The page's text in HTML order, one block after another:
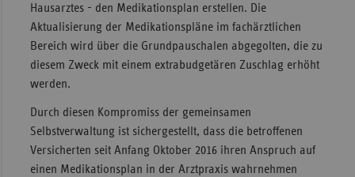
Hausarztes - den Medikationsplan erstellen. Die
Aktualisierung der Medikationspläne im fachärztlichen
Bereich wird über die Grundpauschalen abgegolten, die zu
diesem Zweck mit einem extrabudgetären Zuschlag erhöht
werden.
Durch diesen Kompromiss der gemeinsamen
Selbstverwaltung ist sichergestellt, dass die betroffenen
Versicherten seit Anfang Oktober 2016 ihren Anspruch auf
einen Medikationsplan in der Arztpraxis wahrnehmen